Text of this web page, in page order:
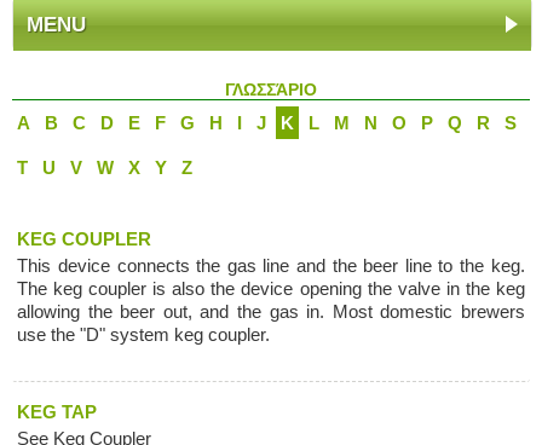
MENU
ΓΛΩΣΣΆΡΙΟ
A B C D E F G H I J K L M N O P Q R S
T U V W X Y Z
KEG COUPLER
This device connects the gas line and the beer line to the keg.
The keg coupler is also the device opening the valve in the keg
allowing the beer out, and the gas in. Most domestic brewers
use the "D" system keg coupler.
KEG TAP
See Keg Coupler